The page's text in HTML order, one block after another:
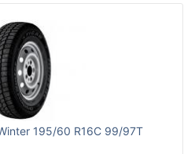
195/60 R16C 99/97T